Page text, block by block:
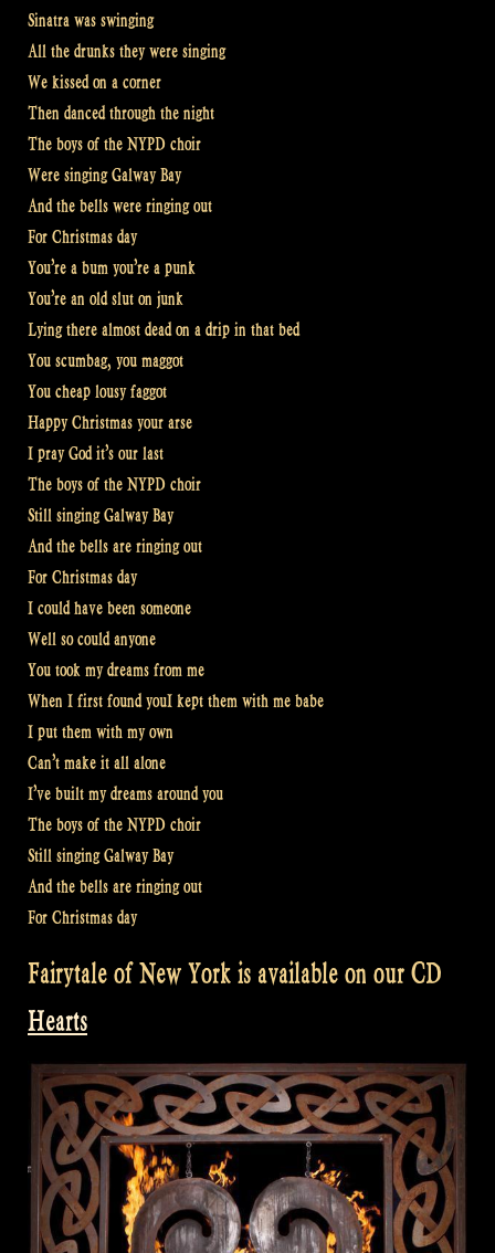
Sinatra was swinging
All the drunks they were singing
We kissed on a corner
Then danced through the night
The boys of the NYPD choir
Were singing Galway Bay
And the bells were ringing out
For Christmas day
You’re a bum you’re a punk
You’re an old slut on junk
Lying there almost dead on a drip in that bed
You scumbag, you maggot
You cheap lousy faggot
Happy Christmas your arse
I pray God it’s our last
The boys of the NYPD choir
Still singing Galway Bay
And the bells are ringing out
For Christmas day
I could have been someone
Well so could anyone
You took my dreams from me
When I first found youI kept them with me babe
I put them with my own
Can’t make it all alone
I’ve built my dreams around you
The boys of the NYPD choir
Still singing Galway Bay
And the bells are ringing out
For Christmas day
Fairytale of New York is available on our CD
Hearts